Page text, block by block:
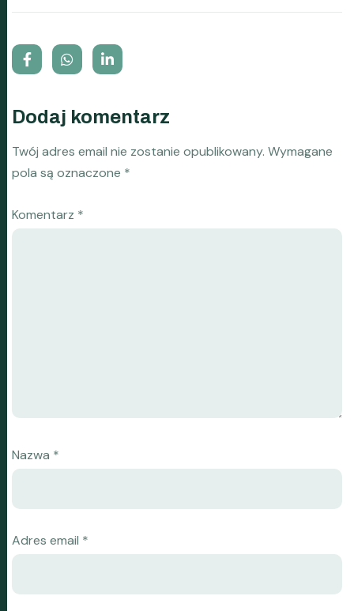
Dodaj komentarz
Twój adres email nie zostanie opublikowany. Wymagane
pola są oznaczone *
Komentarz *
Nazwa *
Adres email *